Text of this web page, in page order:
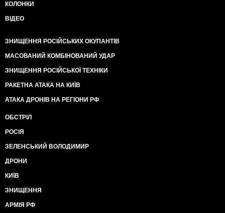
КОЛОНКИ
ВІДЕО
ЗНИЩЕННЯ РОСІЙСЬКИХ ОКУПАНТІВ
МАСОВАНИЙ КОМБІНОВАНИЙ УДАР
ЗНИЩЕННЯ РОСІЙСЬКОЇ ТЕХНІКИ
РАКЕТНА АТАКА НА КИЇВ
АТАКА ДРОНІВ НА РЕГІОНИ РФ
ОБСТРІЛ
РОСІЯ
ЗЕЛЕНСЬКИЙ ВОЛОДИМИР
ДРОНИ
КИЇВ
ЗНИЩЕННЯ
АРМІЯ РФ